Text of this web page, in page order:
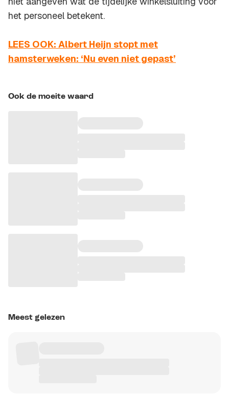
het personeel betekent.
LEES OOK: Albert Heijn stopt met
hamsterweken: ‘Nu even niet gepast’
Ook de moeite waard
Meest gelezen